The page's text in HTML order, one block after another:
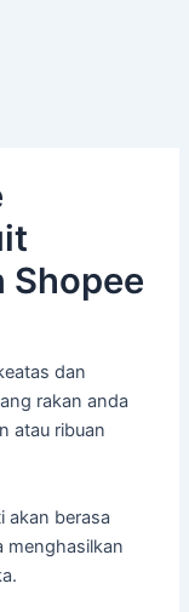
Shopee
dan
rakan anda
atau ribuan
akan berasa
menghasilkan